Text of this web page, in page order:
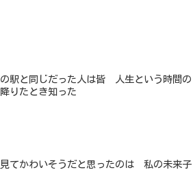
駅と同じだった人は皆 人生という時間の
りたとき知った
てかわいそうだと思ったのは 私の未来子